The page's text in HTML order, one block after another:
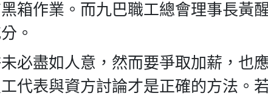
箱作業。而九巴職工總會理事長黃
。
必盡如人意，然而要爭取加薪，也
代表與資方討論才是正確的方法。